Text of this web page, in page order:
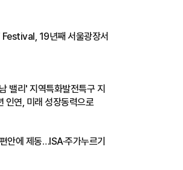
19년째 서울광장서
밸리' 지역특화발전특구 지
인연, 미래 성장동력으로
안에 제동…ISA·주가누르기